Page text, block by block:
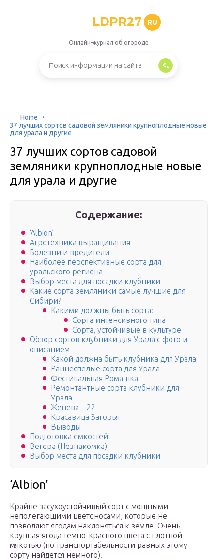
LDPR27 RU
Онлайн-журнал об огороде
Home
37 лучших сортов садовой земляники крупноплодные новые
для урала и другие
37 лучших сортов садовой
земляники крупноплодные новые
для урала и другие
Содержание:
‘Albion’
Агротехника выращивания
Болезни и вредители
Наиболее перспективные сорта для
уральского региона
Выбор места для посадки клубники
Какие сорта земляники самые лучшие для
Сибири?
Какими должны быть сорта:
Сорта интенсивного типа
Сорта, устойчивые в культуре
Обзор сортов клубники для Урала с фото и
описанием
Какой должна быть клубника для Урала
Раннеспелые сорта для Урала
Фестивальная Ромашка
Ремонтантные сорта клубники для
Урала
Женева – 22
Красавица Загорья
Выводы
Подготовка емкостей
Вегера (Незнакомка)
Выбор места для посадки клубники
‘Albion’
Крайне засухоустойчивый сорт с мощными
неполегающими цветоносами, которые не
позволяют ягодам наклоняться к земле. Очень
крупная ягода темно-красного цвета с плотной
мякотью (по транспортабельности равных этому
сорту найдется немного).